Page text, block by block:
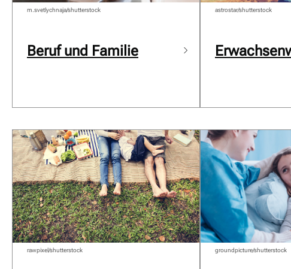
Beruf und Familie
m.svetlychnaja/shutterstock astrostar/shutterstock
rawpixel/shutterstock groundpicture/shutterstock